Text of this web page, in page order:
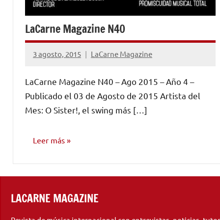
LaCarne Magazine N40
3 agosto, 2015 LaCarne Magazine
No
comentarios
LaCarne Magazine N40 – Ago 2015 – Año 4 –
Publicado el 03 de Agosto de 2015 Artista del
Mes: O Sister!, el swing más […]
Leer más
LACARNE MAGAZINE